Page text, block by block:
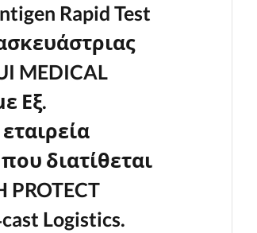
Rapid Test
MEDICAL
Εξ.
διατίθεται
PROTECT
Logistics.